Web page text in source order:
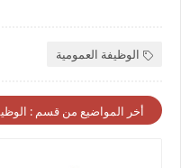
الوظيفة العمومية
أخر المواضيع من قسم :